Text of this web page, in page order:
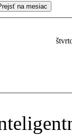
na mesiac